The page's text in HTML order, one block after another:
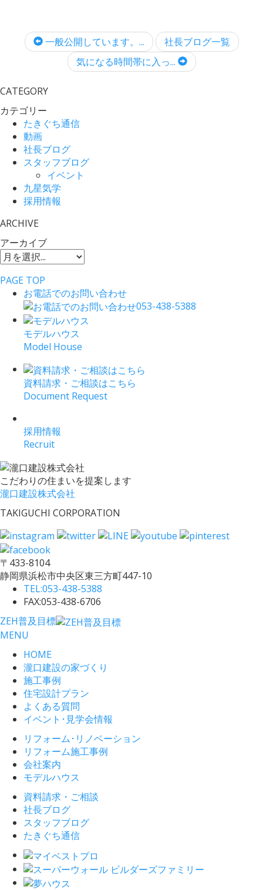
一般公開しています。...
社長ブログ一覧
気になる時間帯に入っ...
CATEGORY
カテゴリー
たきぐち通信
動画
社長ブログ
スタッフブログ
イベント
九星気学
採用情報
ARCHIVE
アーカイブ
PAGE TOP
お電話でのお問い合わせ
053-438-5388
モデルハウス
Model House
資料請求・ご相談はこちら
Document Request
採用情報
Recruit
こだわりの住まいを提案します
瀧口建設株式会社
TAKIGUCHI CORPORATION
〒433-8104
静岡県浜松市中央区東三方町447-10
TEL:053-438-5388
FAX:053-438-6706
ZEH普及目標
MENU
HOME
瀧口建設の家づくり
施工事例
住宅設計プラン
よくある質問
イベント･見学会情報
リフォーム･リノベーション
リフォーム施工事例
会社案内
モデルハウス
資料請求・ご相談
社長ブログ
スタッフブログ
たきぐち通信